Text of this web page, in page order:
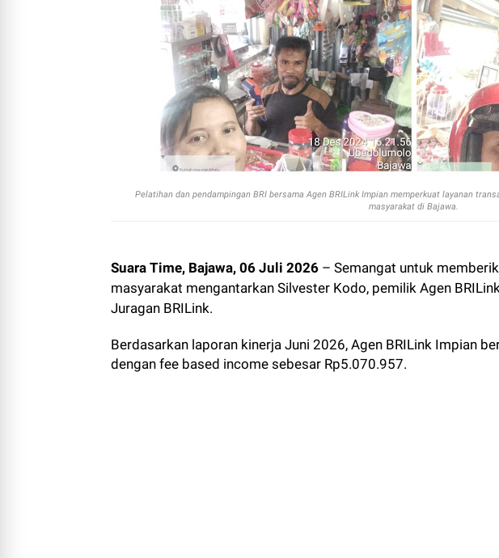
Pelatihan dan pendampingan BRI bersama Agen BRILink Impian memperkuat layanan
masyarakat di Bajawa.
Suara Time, Bajawa, 06 Juli 2026 – Semangat untuk
masyarakat mengantarkan Silvester Kodo, pemilik Agen
Juragan BRILink.
Berdasarkan laporan kinerja Juni 2026, Agen BRILink Impian
dengan fee based income sebesar Rp5.070.957.